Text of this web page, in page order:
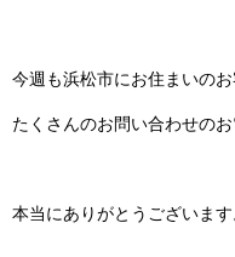
今週も浜松市にお住まいの
たくさんのお問い合わせの
本当にありがとうございます